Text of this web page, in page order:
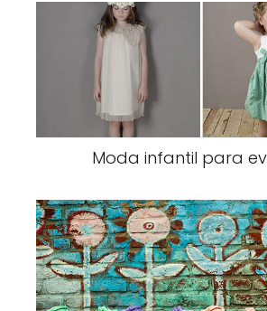
Moda infantil para